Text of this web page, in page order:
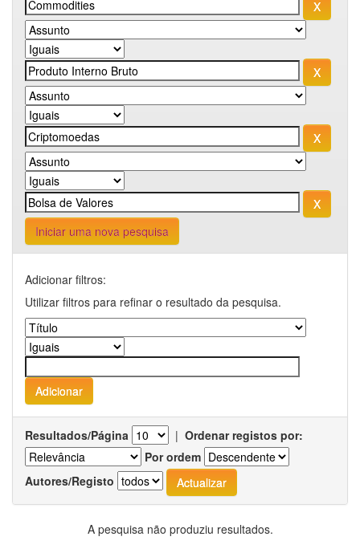
Iniciar uma nova pesquisa
Adicionar filtros:
Utilizar filtros para refinar o resultado da pesquisa.
Resultados/Página | Ordenar registos por:
Por ordem
Autores/Registo
A pesquisa não produziu resultados.